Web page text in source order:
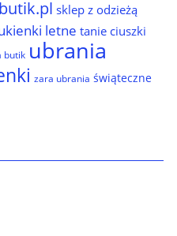
sklep z odzieżą
letne tanie ciuszki
butik ubrania
zara ubrania świąteczne